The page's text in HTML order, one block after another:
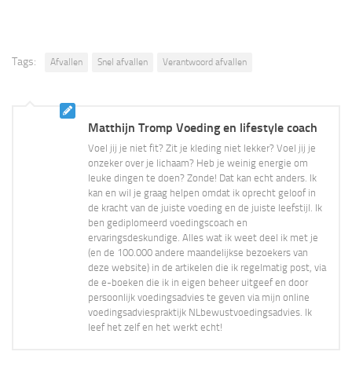
Tags: Afvallen Snel afvallen Verantwoord afvallen
Matthijn Tromp Voeding en lifestyle coach
Voel jij je niet fit? Zit je kleding niet lekker? Voel jij je
onzeker over je lichaam? Heb je weinig energie om
leuke dingen te doen? Zonde! Dat kan echt anders. Ik
kan en wil je graag helpen omdat ik oprecht geloof in
de kracht van de juiste voeding en de juiste leefstijl. Ik
ben gediplomeerd voedingscoach en
ervaringsdeskundige. Alles wat ik weet deel ik met je
(en de 100.000 andere maandelijkse bezoekers van
deze website) in de artikelen die ik regelmatig post, via
de e-boeken die ik in eigen beheer uitgeef en door
persoonlijk voedingsadvies te geven via mijn online
voedingsadviespraktijk NLbewustvoedingsadvies. Ik
leef het zelf en het werkt echt!